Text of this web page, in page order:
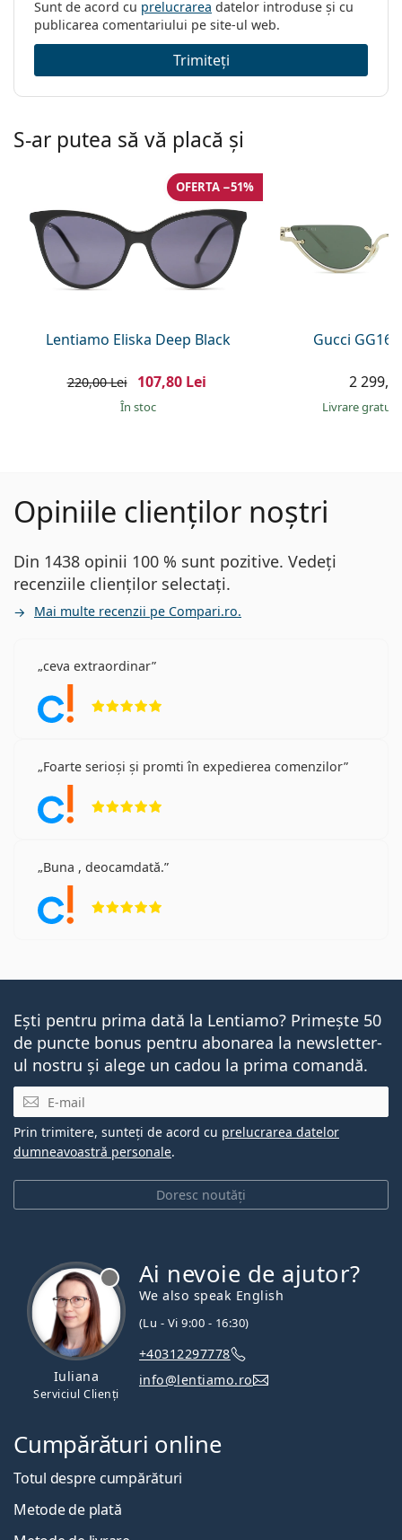
Sunt de acord cu prelucrarea datelor introduse și cu
publicarea comentariului pe site-ul web.
Trimiteți
S-ar putea să vă placă și
Lentiamo Eliska Deep Black
OFERTA −51%
220,00 Lei 107,80 Lei
În stoc
Gucci
2
Livrare
Opiniile clienților noștri
Din 1438 opinii 100 % sunt pozitive. Vedeți
recenziile clienților selectați.
Mai multe recenzii pe Compari.ro.
ceva extraordinar
Foarte serioși și promti în expedierea comenzilor
Buna , deocamdată.
Ești pentru prima dată la Lentiamo? Primește 50
de puncte bonus pentru abonarea la newsletter-
ul nostru și alege un cadou la prima comandă.
E-mail
Doresc noutăți
Prin trimitere, sunteți de acord cu prelucrarea datelor
dumneavoastră personale.
Iuliana
Serviciul Clienți
Ai nevoie de ajutor?
We also speak English
(Lu - Vi 9:00 - 16:30)
+40312297778
info@lentiamo.ro
Cumpărături online
Totul despre cumpărături
Metode de plată